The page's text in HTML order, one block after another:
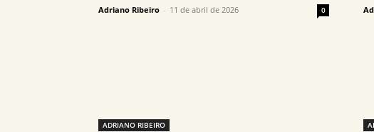
Adriano Ribeiro - 11 de abril de 2026 0
ADRIANO RIBEIRO